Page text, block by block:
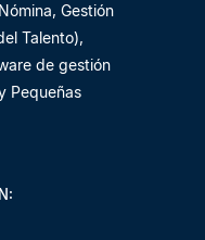
Gestión
Talento),
de gestión
Pequeñas